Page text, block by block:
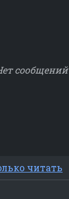
сообщений
Smile
Еда
читать